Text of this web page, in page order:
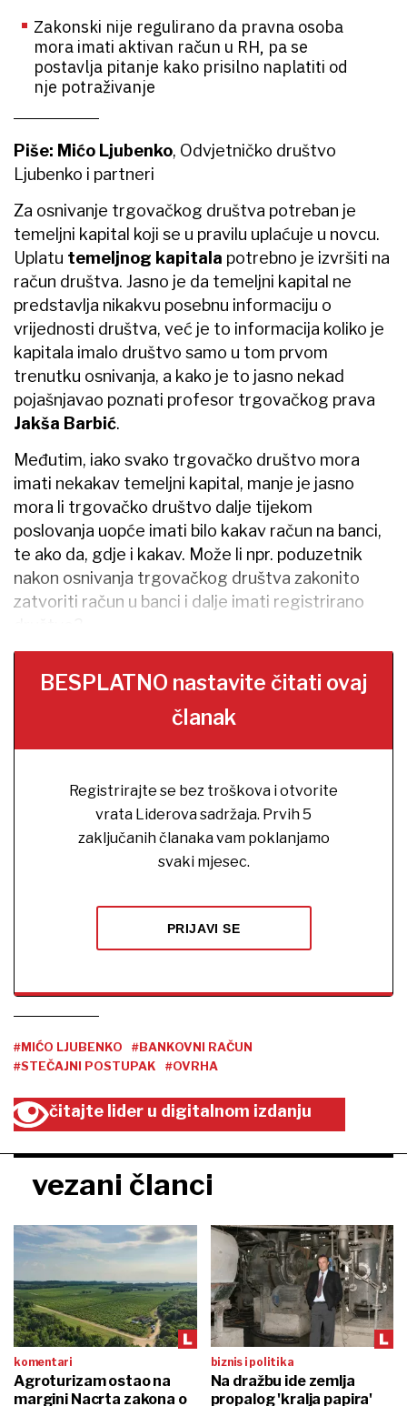
Zakonski nije regulirano da pravna osoba
mora imati aktivan račun u RH, pa se
postavlja pitanje kako prisilno naplatiti od
nje potraživanje
Piše: Mićo Ljubenko, Odvjetničko društvo
Ljubenko i partneri
Za osnivanje trgovačkog društva potreban je
temeljni kapital koji se u pravilu uplaćuje u novcu.
Uplatu temeljnog kapitala potrebno je izvršiti na
račun društva. Jasno je da temeljni kapital ne
predstavlja nikakvu posebnu informaciju o
vrijednosti društva, već je to informacija koliko je
kapitala imalo društvo samo u tom prvom
trenutku osnivanja, a kako je to jasno nekad
pojašnjavao poznati profesor trgovačkog prava
Jakša Barbić.
Međutim, iako svako trgovačko društvo mora
imati nekakav temeljni kapital, manje je jasno
mora li trgovačko društvo dalje tijekom
poslovanja uopće imati bilo kakav račun na banci,
te ako da, gdje i kakav. Može li npr. poduzetnik
nakon osnivanja trgovačkog društva zakonito
zatvoriti račun u banci i dalje imati registrirano
BESPLATNO nastavite čitati ovaj
članak
Registrirajte se bez troškova i otvorite
vrata Liderova sadržaja. Prvih 5
zaključanih članaka vam poklanjamo
svaki mjesec.
PRIJAVI SE
#MIĆO LJUBENKO
#BANKOVNI RAČUN
#STEČAJNI POSTUPAK
#OVRHA
čitajte lider u digitalnom izdanju
vezani članci
komentari
Agroturizam ostao na
margini Nacrta zakona o
biznis i politika
Na dražbu ide zemlja
propalog 'kralja papira'